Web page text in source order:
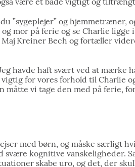
”sygeplejer” og hjemmetræner,
mor på ferie og se Charlie ligge
Kreiner Bech og fortæller
havde haft svært ved at mærke
vigtig for vores forhold til Charlie
måtte vi tage den med på ferie,
med børn, og måske særligt
svære kognitive vanskeligheder.
skabe uro, og det, der